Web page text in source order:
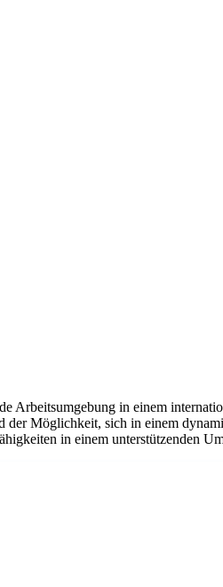
Arbeitsumgebung in einem
Möglichkeit, sich in einem
in einem unterstützenden